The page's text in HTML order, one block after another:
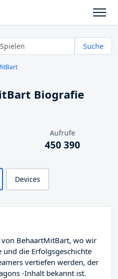
Suche
Biografie
Aufrufe
450 390
Devices
BehaartMitBart, wo wir
und die Erfolgsgeschichte
vertiefen werden, der
-Inhalt bekannt ist.